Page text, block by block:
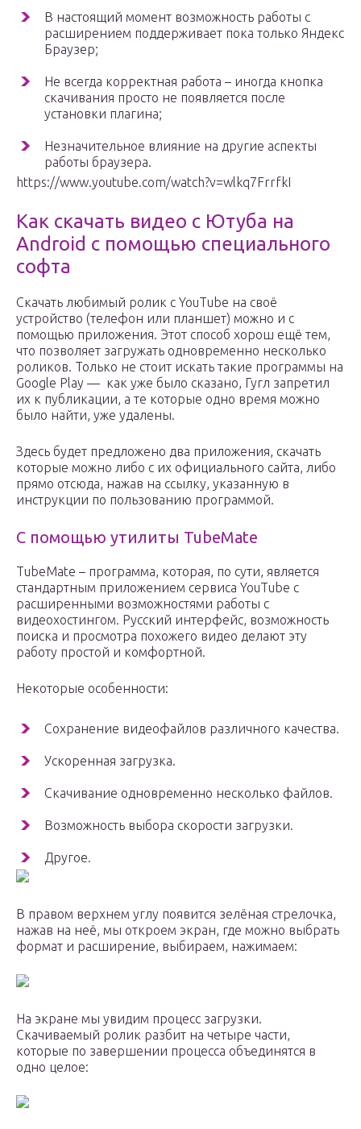
В настоящий момент возможность работы с
расширением поддерживает пока только Яндекс
Браузер;
Не всегда корректная работа – иногда кнопка
скачивания просто не появляется после
установки плагина;
Незначительное влияние на другие аспекты
работы браузера.
https://www.youtube.com/watch?v=wlkq7FrrfkI
Как скачать видео с Ютуба на
Android с помощью специального
софта
Скачать любимый ролик с YouTube на своё
устройство (телефон или планшет) можно и с
помощью приложения. Этот способ хорош ещё тем,
что позволяет загружать одновременно несколько
роликов. Только не стоит искать такие программы на
Google Play — как уже было сказано, Гугл запретил
их к публикации, а те которые одно время можно
было найти, уже удалены.
Здесь будет предложено два приложения, скачать
которые можно либо с их официального сайта, либо
прямо отсюда, нажав на ссылку, указанную в
инструкции по пользованию программой.
С помощью утилиты TubeMate
TubeMate – программа, которая, по сути, является
стандартным приложением сервиса YouTube с
расширенными возможностями работы с
видеохостингом. Русский интерфейс, возможность
поиска и просмотра похожего видео делают эту
работу простой и комфортной.
Некоторые особенности:
Сохранение видеофайлов различного качества.
Ускоренная загрузка.
Скачивание одновременно несколько файлов.
Возможность выбора скорости загрузки.
Другое.
В правом верхнем углу появится зелёная стрелочка,
нажав на неё, мы откроем экран, где можно выбрать
формат и расширение, выбираем, нажимаем:
На экране мы увидим процесс загрузки.
Скачиваемый ролик разбит на четыре части,
которые по завершении процесса объединятся в
одно целое: